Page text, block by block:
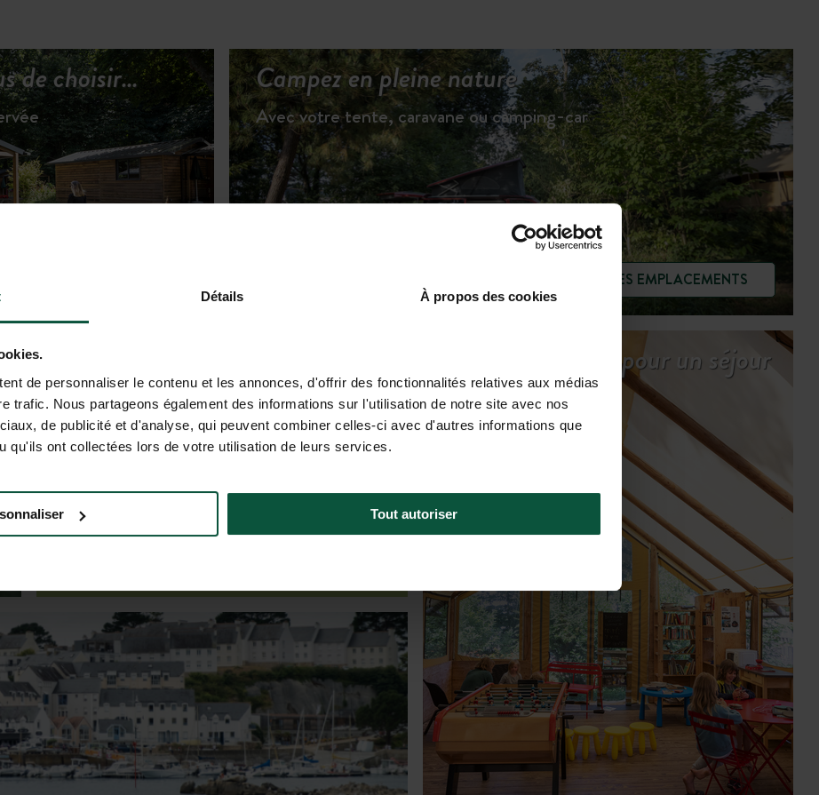
Détails À propos des cookies
de personnaliser le contenu et les annonces, d'offrir des fonctionnalités relatives aux médias
trafic. Nous partageons également des informations sur l'utilisation de notre site avec nos
de publicité et d'analyse, qui peuvent combiner celles-ci avec d'autres informations que
qu'ils ont collectées lors de votre utilisation de leurs services.
Tout autoriser
de choisir… Campez en pleine nature
Avec votre tente, caravane ou camping-car
VOIR LES EMPLACEMENTS
Tarifs & dispos
Tous les services pour un séjour
serein